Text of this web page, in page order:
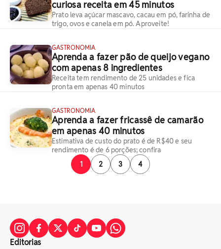
curiosa receita em 45 minutos
Prato leva açúcar mascavo, cacau em pó, farinha de
trigo, ovos e canela em pó. Aproveite!
GASTRONOMIA
Aprenda a fazer pão de queijo vegano
com apenas 8 ingredientes
Receita tem rendimento de 25 unidades e fica
pronta em apenas 40 minutos
GASTRONOMIA
Aprenda a fazer fricassê de camarão
em apenas 40 minutos
Estimativa de custo do prato é de R$40 e seu
rendimento é de 6 porções; confira
1
2 3 4
Editorias